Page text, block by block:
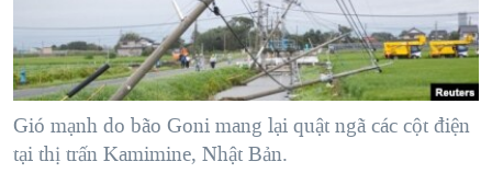
"Tìm"NGƯỜI VIỆT HẢI NGOẠI
ĐỜI SỐNG
KINH TẾ
KHOA HỌC
HÀNH TRÌNH BẦU CỬ 2024
MỘT NĂM CHIẾN TRANH TẠI DẢI GAZA
GIẢI MÃ VÀNH ĐAI & CON ĐƯỜNG
NGÀY TỊ NẠN THẾ GIỚI
VIDEO
NGHE
MẠNG XÃ HỘI
Gió mạnh do bão Goni mang lại quật ngã các cột điện
tại thị trấn Kamimine, Nhật Bản.